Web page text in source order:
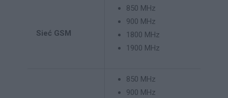
Sieć GSM
850 MHz
900 MHz
1800 MHz
1900 MHz
850 MHz
900 MHz